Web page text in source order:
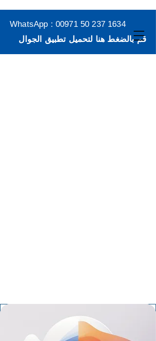
WhatsApp : 00971 50 237 1634
قم بالضغط هنا لتحميل تطبيق الجوال